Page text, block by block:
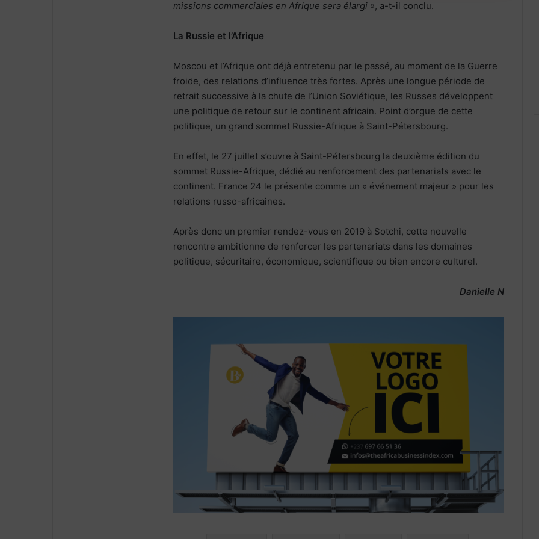
missions commerciales en Afrique sera élargi », a-t-il conclu.
La Russie et l’Afrique
Moscou et l’Afrique ont déjà entretenu par le passé, au moment de la Guerre
froide, des relations d’influence très fortes. Après une longue période de
retrait successive à la chute de l’Union Soviétique, les Russes développent
une politique de retour sur le continent africain. Point d’orgue de cette
politique, un grand sommet Russie-Afrique à Saint-Pétersbourg.
En effet, le 27 juillet s’ouvre à Saint-Pétersbourg la deuxième édition du
sommet Russie-Afrique, dédié au renforcement des partenariats avec le
continent. France 24 le présente comme un « événement majeur » pour les
relations russo-africaines.
Après donc un premier rendez-vous en 2019 à Sotchi, cette nouvelle
rencontre ambitionne de renforcer les partenariats dans les domaines
politique, sécuritaire, économique, scientifique ou bien encore culturel.
Danielle N